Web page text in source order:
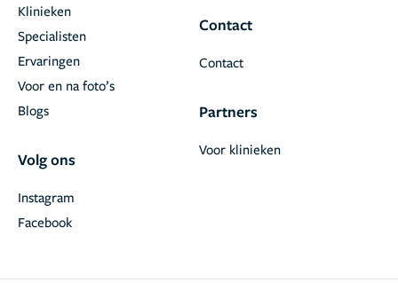
Klinieken
Specialisten
Ervaringen
Voor en na foto’s
Blogs
Volg ons
Facebook
Instagram
Contact
Contact
Partners
Voor klinieken